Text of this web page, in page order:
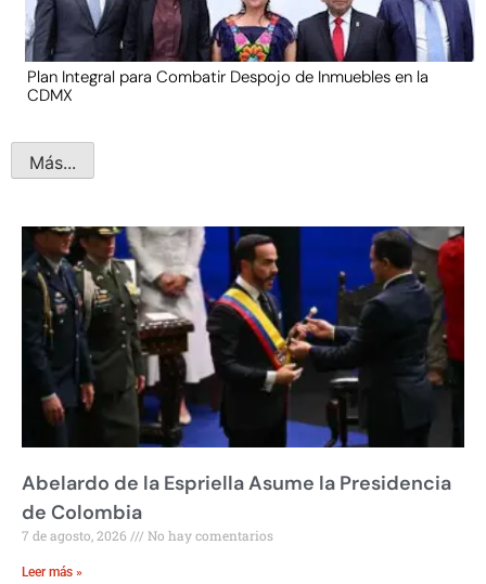
Plan Integral para Combatir Despojo de Inmuebles en la
CDMX
Más...
Abelardo de la Espriella Asume la Presidencia
de Colombia
7 de agosto, 2026 No hay comentarios
Leer más »